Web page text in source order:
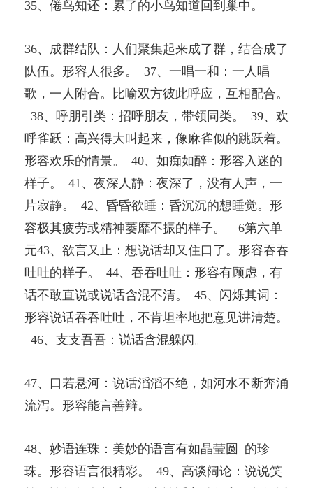
35、倦鸟知还：累了的小鸟知道回到巢中。
36、成群结队：人们聚集起来成了群，结合成了
队伍。形容人很多。 37、一唱一和：一人唱
歌，一人附合。比喻双方彼此呼应，互相配合。
38、呼朋引类：招呼朋友，带领同类。 39、欢
呼雀跃：高兴得大叫起来，像麻雀似的跳跃着。
形容欢乐的情景。 40、如痴如醉：形容入迷的
样子。 41、夜深人静：夜深了，没有人声，一
片寂静。 42、昏昏欲睡：昏沉沉的想睡觉。形
容极其疲劳或精神萎靡不振的样子。 6第六单
元43、欲言又止：想说话却又住口了。形容吞吞
吐吐的样子。 44、吞吞吐吐：形容有顾虑，有
话不敢直说或说话含混不清。 45、闪烁其词：
形容说话吞吞吐吐，不肯坦率地把意见讲清楚。
46、支支吾吾：说话含混躲闪。
47、口若悬河：说话滔滔不绝，如河水不断奔涌
流泻。形容能言善辩。
48、妙语连珠：美妙的语言有如晶莹圆 的珍
珠。形容语言很精彩。 49、高谈阔论：说说笑